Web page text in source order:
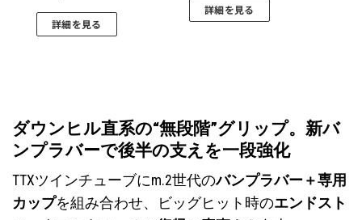
詳細を見る
に
は
複
数
の
バ
詳細を見る
は
複
数
の
バ
リ
ダウンヒル直系の“無段階”グリップ。新バ
ンプラバーで後半の支えを一段強化
TTXツインチューブにm.2世代のバンプラバー＋専用
カップを組み合わせ、ビッグヒット時のエンドスト